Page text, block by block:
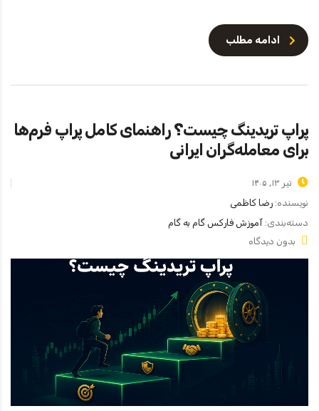
ادامه مطلب
پراپ تریدینگ چیست؟ راهنمای کامل پراپ فرم‌ها
برای معامله‌گران ایرانی
تیر ۱۳, ۱۴۰۵
نویسنده: رضا کاظمی
دسته‌بندی: آموزش فارکس گام به گام
بدون دیدگاه